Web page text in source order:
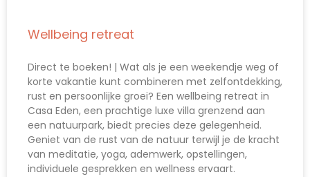
Wellbeing retreat
Direct te boeken! | Wat als je een weekendje weg of
korte vakantie kunt combineren met zelfontdekking,
rust en persoonlijke groei? Een wellbeing retreat in
Casa Eden, een prachtige luxe villa grenzend aan
een natuurpark, biedt precies deze gelegenheid.
Geniet van de rust van de natuur terwijl je de kracht
van meditatie, yoga, ademwerk, opstellingen,
individuele gesprekken en wellness ervaart.